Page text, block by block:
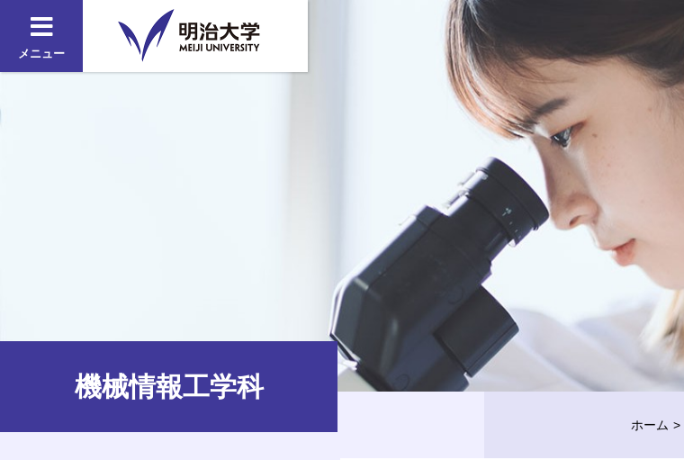
メニュー
機械情報工学科
ホーム